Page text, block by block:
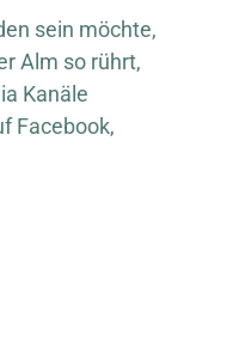
sein möchte,
Alm so rührt,
Kanäle
Facebook,